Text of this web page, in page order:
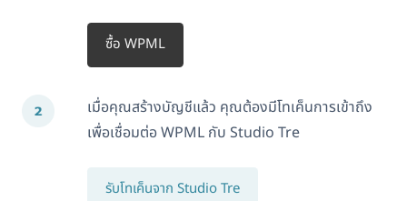
ซื้อ WPML
เมื่อคุณสร้างบัญชีแล้ว คุณต้องมีโทเค็นการเข้าถึง
เพื่อเชื่อมต่อ WPML กับ Studio Tre
รับโทเค็นจาก Studio Tre